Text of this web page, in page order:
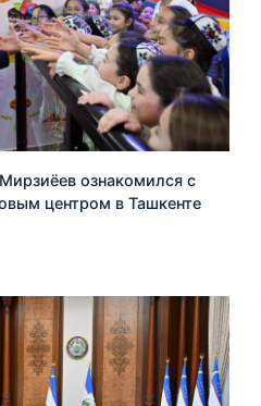
ознакомился с
центром в Ташкенте